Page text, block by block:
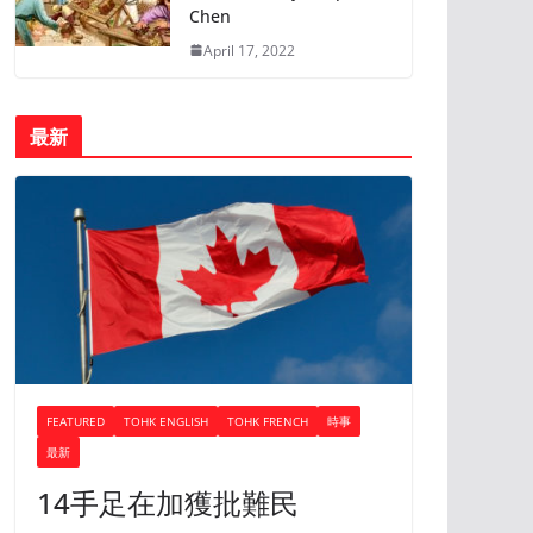
Chen
April 17, 2022
最新
FEATURED TOHK ENGLISH TOHK FRENCH
時事
最新
14手足在加獲批難民